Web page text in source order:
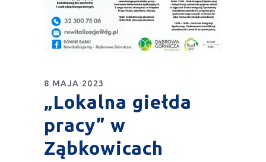
8 MAJA 2023
„Lokalna giełda
pracy” w
Ząbkowicach